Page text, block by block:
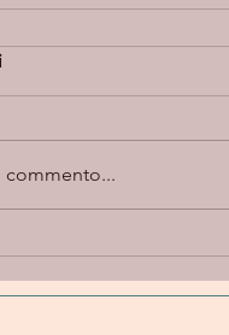
e alternative
una dimensione
commento...